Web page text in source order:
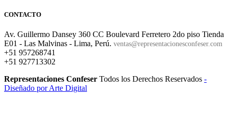
CONTACTO
Av. Guillermo Dansey 360 CC Boulevard Ferretero 2do piso Tienda
E01 - Las Malvinas - Lima, Perú. ventas@representacionesconfeser.com
+51 957268741
+51 927713302
Representaciones Confeser Todos los Derechos Reservados -
Diseñado por Arte Digital